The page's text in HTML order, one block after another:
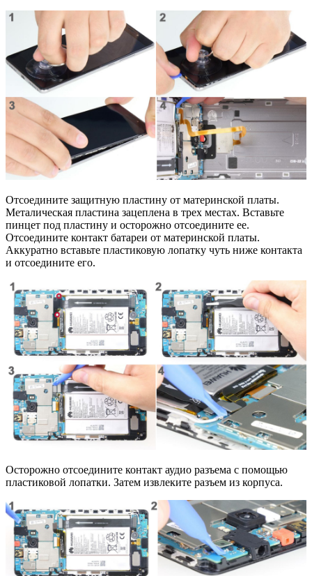
Отсоедините защитную пластину от материнской платы.
Металическая пластина зацеплена в трех местах. Вставьте
пинцет под пластину и осторожно отсоедините ее.
Отсоедините контакт батареи от материнской платы.
Аккуратно вставьте пластиковую лопатку чуть ниже контакта
и отсоедините его.
Осторожно отсоедините контакт аудио разъема с помощью
пластиковой лопатки. Затем извлеките разъем из корпуса.